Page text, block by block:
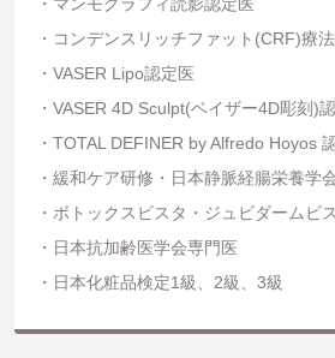
コンデンスリッチファット(CRF)療
VASER Lipo認定医
VASER 4D Sculpt(ベイザー4D彫刻)
TOTAL DEFINER by Alfredo Hoyos
緩和ケア研修・日本静脈経腸栄養学
ボトックスビスタ・ジュビダームビ
日本抗加齢医学会専門医
日本化粧品検定1級、2級、3級